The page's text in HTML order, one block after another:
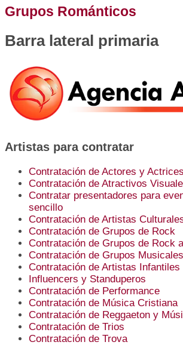
Grupos Románticos
Barra lateral primaria
Artistas para contratar
Contratación de Actores y Actrices
Contratación de Atractivos
Contratar presentadores para
sencillo
Contratación de Artistas
Contratación de Grupos de Rock
Contratación de Grupos de Rock
Contratación de Grupos Musicales
Contratación de Artistas Infantiles
Influencers y Standuperos
Contratación de Performance
Contratación de Música Cristiana
Contratación de Reggaeton y
Contratación de Trios
Contratación de Trova